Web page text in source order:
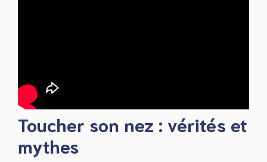
Toucher son nez : vérités et
mythes